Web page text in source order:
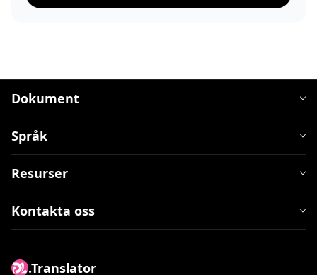
Dokument
Språk
Resurser
Kontakta oss
.Translator